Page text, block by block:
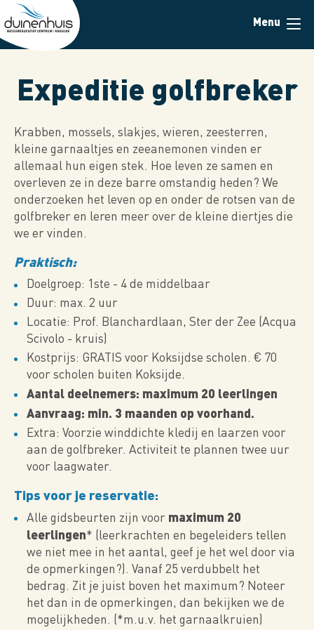
Skip
to
main
Menu
Expeditie golfbreker
Krabben, mossels, slakjes, wieren, zeesterren,
kleine garnaaltjes en zeeanemonen vinden er
allemaal hun eigen stek. Hoe leven ze samen en
overleven ze in deze barre omstandig heden? We
onderzoeken het leven op en onder de rotsen van de
golfbreker en leren meer over de kleine diertjes die
we er vinden.
Praktisch:
Doelgroep: 1ste - 4 de middelbaar
Duur: max. 2 uur
Locatie: Prof. Blanchardlaan, Ster der Zee (Acqua
Scivolo - kruis)
Kostprijs: GRATIS voor Koksijdse scholen. € 70
voor scholen buiten Koksijde.
Aantal deelnemers: maximum 20 leerlingen
Aanvraag: min. 3 maanden op voorhand.
Extra: Voorzie winddichte kledij en laarzen voor
aan de golfbreker. Activiteit te plannen twee uur
voor laagwater.
Tips voor je reservatie:
Alle gidsbeurten zijn voor maximum 20
leerlingen* (leerkrachten en begeleiders tellen
we niet mee in het aantal, geef je het wel door via
de opmerkingen?). Vanaf 25 verdubbelt het
bedrag. Zit je juist boven het maximum? Noteer
het dan in de opmerkingen, dan bekijken we de
mogelijkheden. (*m.u.v. het garnaalkruien)